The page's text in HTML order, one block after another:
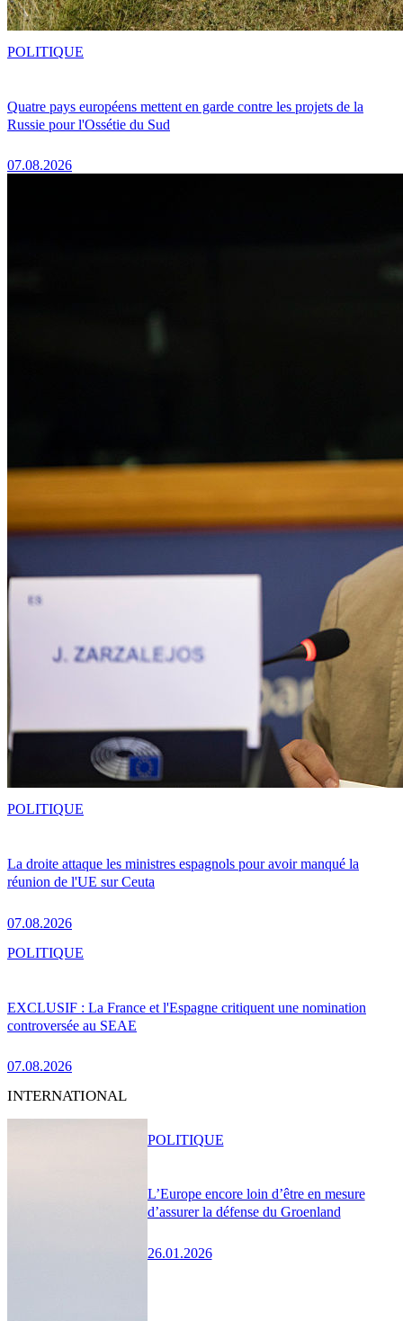
Quatre pays européens mettent en garde contre les projets de la
Russie pour l'Ossétie du Sud
07.08.2026
POLITIQUE
La droite attaque les ministres espagnols pour avoir manqué la
réunion de l'UE sur Ceuta
07.08.2026
POLITIQUE
EXCLUSIF : La France et l'Espagne critiquent une nomination
controversée au SEAE
07.08.2026
POLITIQUE
INTERNATIONAL
L’Europe encore loin d’être en mesure
d’assurer la défense du Groenland
26.01.2026
POLITIQUE